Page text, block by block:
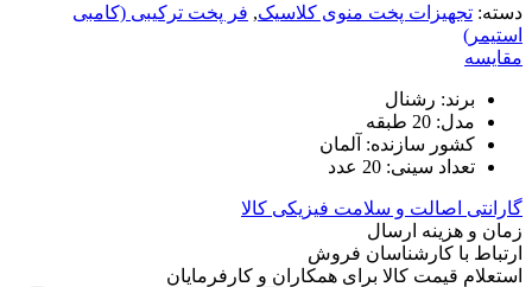
دسته: تجهیزات پخت منوی کلاسیک, فر پخت ترکیبی (کامبی
استیمر)
مقایسه
برند: رشنال
مدل: 20 طبقه
کشور سازنده: آلمان
تعداد سینی: 20 عدد
گارانتی اصالت و سلامت فیزیکی کالا
زمان و هزینه ارسال
ارتباط با کارشناسان فروش
استعلام قیمت کالا برای همکاران و کارفرمایان